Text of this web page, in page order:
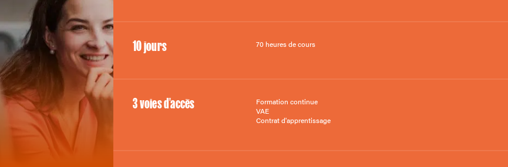
10 jours 70 heures de cours
3 voies d'accès
Formation continue
VAE
Contrat d'apprentissage